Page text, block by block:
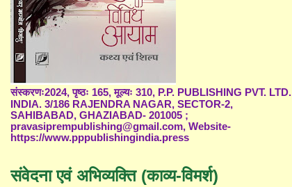
संस्करणः2024, पृष्ठः 165, मूल्यः 310, P.P. PUBLISHING PVT. LTD.
INDIA. 3/186 RAJENDRA NAGAR, SECTOR-2,
SAHIBABAD, GHAZIABAD- 201005 ;
pravasiprempublishing@gmail.com, Website-
https://www.pppublishingindia.press
संवेदना एवं अभिव्यक्ति (काव्य-विमर्श)